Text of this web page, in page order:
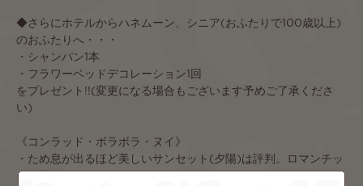
◆さらにホテルからハネムーン、シニア(おふたりで100歳以上)
のおふたりへ・・・
・シャンパン1本
・フラワーベッドデコレーション1回
をプレゼント!!(変更になる場合もございます予めご了承くださ
い)
《コンラッド・ボラボラ・ヌイ》
・ため息が出るほど美しいサンセット(夕陽)は評判。ロマンチッ
クな雰囲気がハネムーンにぴったり♪